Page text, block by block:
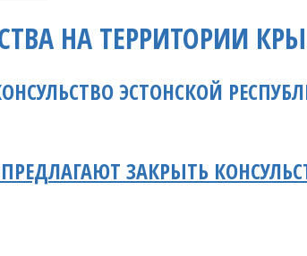
НА ТЕРРИТОРИИ
ЭСТОНСКОЙ
ЗАКРЫТЬ